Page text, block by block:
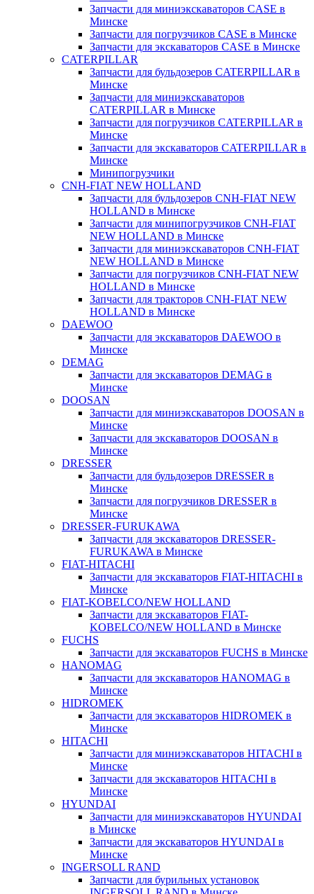
Запчасти для миниэкскаваторов CASE в
Минске
Запчасти для погрузчиков CASE в Минске
Запчасти для экскаваторов CASE в Минске
CATERPILLAR
Запчасти для бульдозеров CATERPILLAR в
Минске
Запчасти для миниэкскаваторов
CATERPILLAR в Минске
Запчасти для погрузчиков CATERPILLAR в
Минске
Запчасти для экскаваторов CATERPILLAR в
Минскe
Минипогрузчики
CNH-FIAT NEW HOLLAND
Запчасти для бульдозеров CNH-FIAT NEW
HOLLAND в Минске
Запчасти для минипогрузчиков CNH-FIAT
NEW HOLLAND в Минске
Запчасти для миниэкскаваторов CNH-FIAT
NEW HOLLAND в Минске
Запчасти для погрузчиков CNH-FIAT NEW
HOLLAND в Минске
Запчасти для тракторов CNH-FIAT NEW
HOLLAND в Минске
DAEWOO
Запчасти для экскаваторов DAEWOO в
Минске
DEMAG
Запчасти для экскаваторов DEMAG в
Минске
DOOSAN
Запчасти для миниэкскаваторов DOOSAN в
Минске
Запчасти для экскаваторов DOOSAN в
Минске
DRESSER
Запчасти для бульдозеров DRESSER в
Минске
Запчасти для погрузчиков DRESSER в
Минске
DRESSER-FURUKAWA
Запчасти для экскаваторов DRESSER-
FURUKAWA в Минске
FIAT-HITACHI
Запчасти для экскаваторов FIAT-HITACHI в
Минске
FIAT-KOBELCO/NEW HOLLAND
Запчасти для экскаваторов FIAT-
KOBELCO/NEW HOLLAND в Минске
FUCHS
Запчасти для экскаваторов FUCHS в Минске
HANOMAG
Запчасти для экскаваторов HANOMAG в
Минске
HIDROMEK
Запчасти для экскаваторов HIDROMEK в
Минске
HITACHI
Запчасти для миниэкскаваторов HITACHI в
Минске
Запчасти для экскаваторов HITACHI в
Минске
HYUNDAI
Запчасти для миниэкскаваторов HYUNDAI
в Минске
Запчасти для экскаваторов HYUNDAI в
Минске
INGERSOLL RAND
Запчасти для бурильных установок